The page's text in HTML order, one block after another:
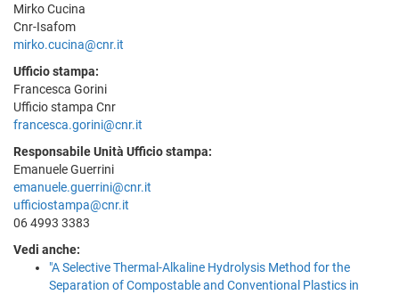
Mirko Cucina
Cnr-Isafom
mirko.cucina@cnr.it
Ufficio stampa:
Francesca Gorini
Ufficio stampa Cnr
francesca.gorini@cnr.it
Responsabile Unità Ufficio stampa:
Emanuele Guerrini
emanuele.guerrini@cnr.it
ufficiostampa@cnr.it
06 4993 3383
Vedi anche:
"A Selective Thermal-Alkaline Hydrolysis Method for the
Separation of Compostable and Conventional Plastics in